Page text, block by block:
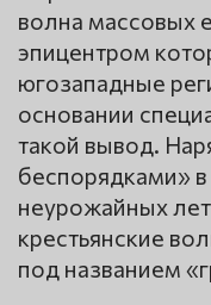
волна массовых
эпицентром
югозападные
основании
такой вывод.
беспорядками» в
неурожайных
крестьянские
под названием